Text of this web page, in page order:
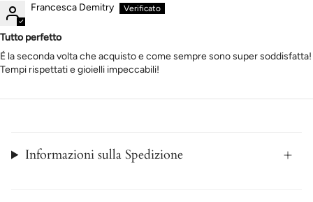
Francesca Demitry
Tutto perfetto
É la seconda volta che acquisto e come sempre sono super soddisfatta!
Tempi rispettati e gioielli impeccabili!
Informazioni sulla Spedizione